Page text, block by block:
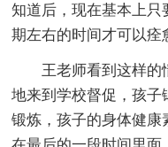
知道后，现在基本上只
期左右的时间才可以痊
王老师看到这样的
地来到学校督促，孩子
锻炼，孩子的身体健康